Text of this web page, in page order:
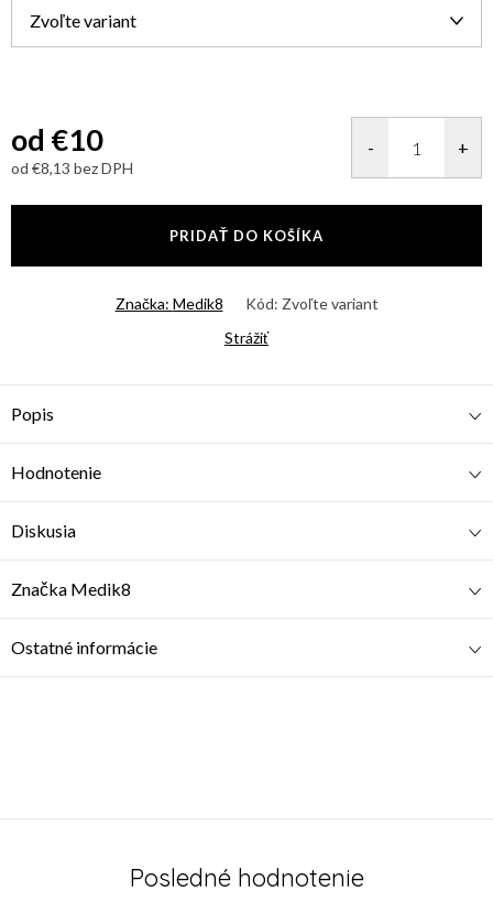
od €10
od €8,13 bez DPH
PRIDAŤ DO KOŠÍKA
Značka: Medik8 Kód: Zvoľte variant
Strážiť
Popis
Hodnotenie
Diskusia
Značka Medik8
Ostatné informácie
Posledné hodnotenie